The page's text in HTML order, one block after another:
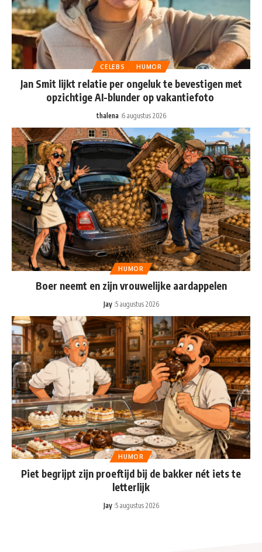
CELEBS HUMOR
Jan Smit lijkt relatie per ongeluk te bevestigen met
opzichtige AI-blunder op vakantiefoto
thalena 6 augustus 2026
HUMOR
Boer neemt en zijn vrouwelijke aardappelen
Jay 5 augustus 2026
HUMOR
Piet begrijpt zijn proeftijd bij de bakker nét iets te
letterlijk
Jay 5 augustus 2026